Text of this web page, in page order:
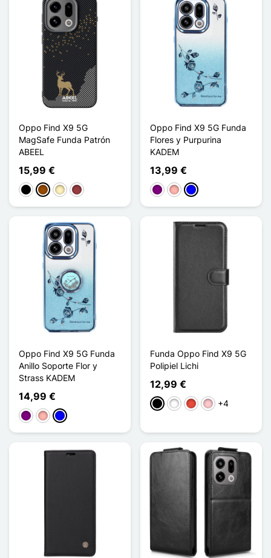
Oppo Find X9 5G
MagSafe Funda Patrón
ABEEL
15,99 €
NegroMarrón
Oro Rojo oscuro
Oppo Find X9 5G Funda
Flores y Purpurina
KADEM
13,99 €
PúrpuraOro rosa
Azul
Oppo Find X9 5G Funda
Anillo Soporte Flor y
Strass KADEM
14,99 €
PúrpuraOro rosa
Azul
Funda Oppo Find X9 5G
Polipiel Lichi
12,99 €
NegroBlancoRojoRosa+4